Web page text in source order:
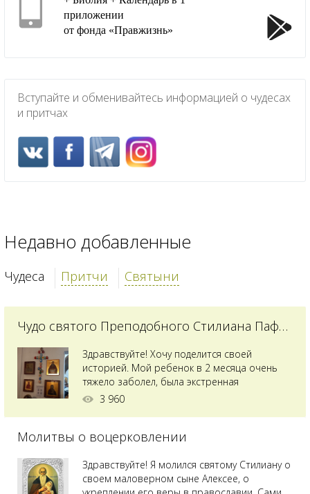
приложении
от фонда «Правжизнь»
Вступайте и обменивайтесь информацией о чудесах
и притчах
Недавно добавленные
Чудеса Притчи Святыни
Чудо святого Преподобного Стилиана Пафлагонского
Здравствуйте! Хочу поделится своей
историей. Мой ребенок в 2 месяца очень
тяжело заболел, была экстренная
сложнейшая операция, состояние после
святого Владимира я увидела незнакомую
позже прочитав про него, узнала про
Преподобного...
3 960
Молитвы о воцерковлении
Здравствуйте! Я молился святому Стилиану о
своем маловерном сыне Алексее, о